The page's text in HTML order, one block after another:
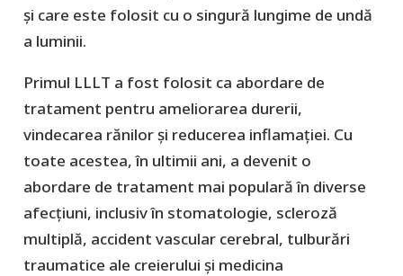
și care este folosit cu o singură lungime de undă
a luminii.
Primul LLLT a fost folosit ca abordare de
tratament pentru ameliorarea durerii,
vindecarea rănilor și reducerea inflamației. Cu
toate acestea, în ultimii ani, a devenit o
abordare de tratament mai populară în diverse
afecțiuni, inclusiv în stomatologie, scleroză
multiplă, accident vascular cerebral, tulburări
traumatice ale creierului și medicina